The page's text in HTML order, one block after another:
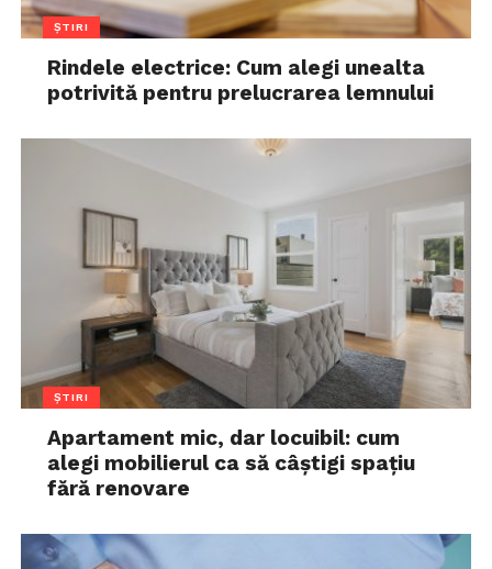
ȘTIRI
Rindele electrice: Cum alegi unealta
potrivită pentru prelucrarea lemnului
ȘTIRI
Apartament mic, dar locuibil: cum
alegi mobilierul ca să câștigi spațiu
fără renovare